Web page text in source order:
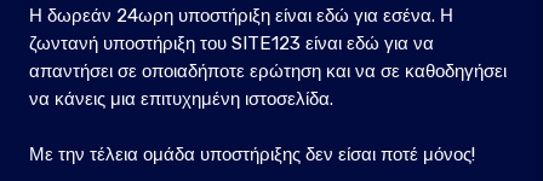
Η δωρεάν 24ωρη υποστήριξη είναι εδώ για εσένα. Η
ζωντανή υποστήριξη του SITE123 είναι εδώ για να
απαντήσει σε οποιαδήποτε ερώτηση και να σε καθοδηγήσει
να κάνεις μια επιτυχημένη ιστοσελίδα.
Με την τέλεια ομάδα υποστήριξης δεν είσαι ποτέ μόνος!